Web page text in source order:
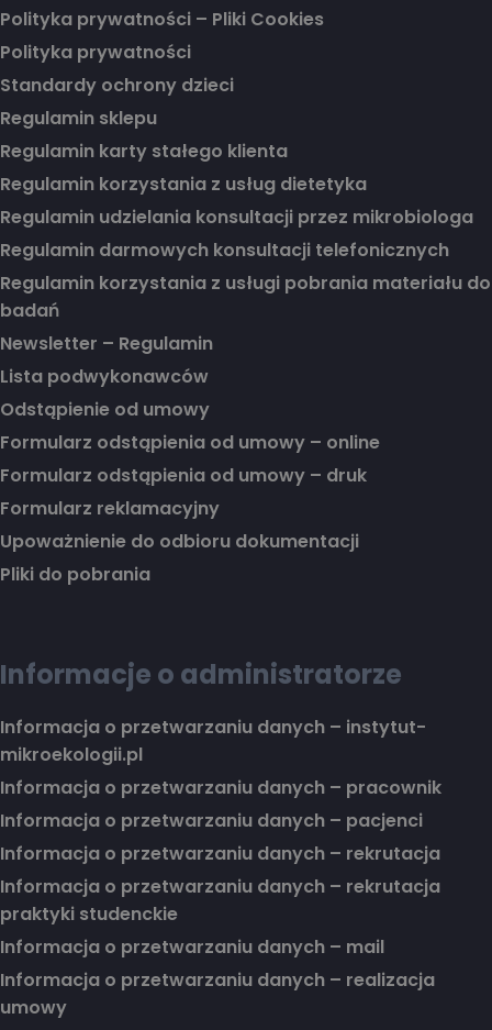
Polityka prywatności – Pliki Cookies
Polityka prywatności
Standardy ochrony dzieci
Regulamin sklepu
Regulamin karty stałego klienta
Regulamin korzystania z usług dietetyka
Regulamin udzielania konsultacji przez mikrobiologa
Regulamin darmowych konsultacji telefonicznych
Regulamin korzystania z usługi pobrania materiału do
badań
Newsletter – Regulamin
Lista podwykonawców
Odstąpienie od umowy
Formularz odstąpienia od umowy – online
Formularz odstąpienia od umowy – druk
Formularz reklamacyjny
Upoważnienie do odbioru dokumentacji
Pliki do pobrania
Informacje o administratorze
Informacja o przetwarzaniu danych – instytut-
mikroekologii.pl
Informacja o przetwarzaniu danych – pracownik
Informacja o przetwarzaniu danych – pacjenci
Informacja o przetwarzaniu danych – rekrutacja
Informacja o przetwarzaniu danych – rekrutacja
praktyki studenckie
Informacja o przetwarzaniu danych – mail
Informacja o przetwarzaniu danych – realizacja
umowy